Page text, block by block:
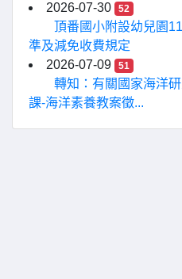
2026-07-30
52
頂番國小附設幼兒園
準及減免收費規定
2026-07-09
51
轉知：有關國家海洋
課-海洋素養教案徵...